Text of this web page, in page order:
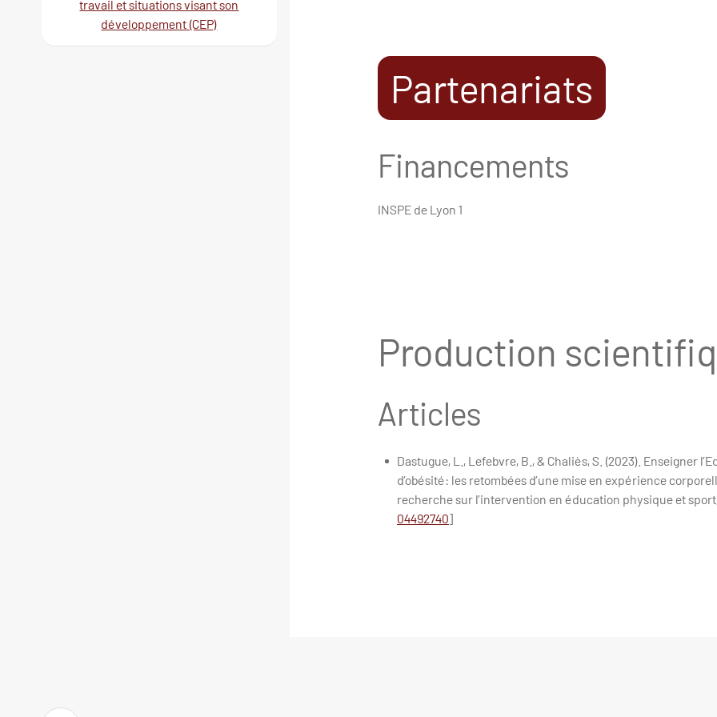
Partenariats
Financements
INSPE de Lyon 1
Production
Articles
Dastugue, L., Lefebvre, B., & Chaliès, S. (2023). Enseigner
d’obésité: les retombées d’une mise en expérience
recherche sur l’intervention en éducation physique et
04492740]
travail et situations visant son
développement (CEP)